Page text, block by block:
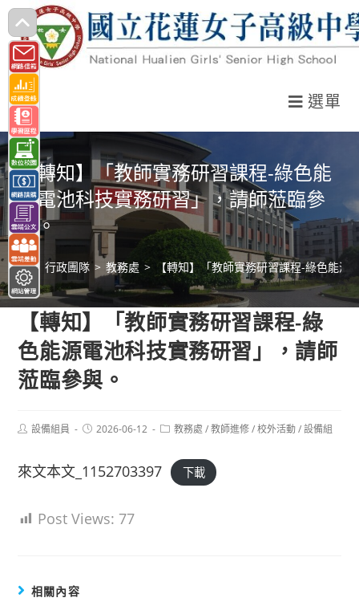
跳
轉
至
主
要
內
容
選單
【轉知】「教師實務研習課程-綠色能
源電池科技實務研習」，請師蒞臨參
與。
> 行政團隊 > 教務處 > 【轉知】「教師實務研習課程-綠色能源
【轉知】「教師實務研習課程-綠
色能源電池科技實務研習」，請師
蒞臨參與。
Post設備組員
Post2026-06-12
Post教務處 / 教師進修 / 校外活動 / 設備組
來文本文_1152703397 下載
Post Views: 77
相關內容